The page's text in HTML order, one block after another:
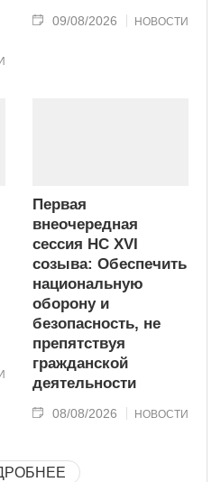
09/08/2026 НОВОСТИ
Первая
внеочередная
сессия НС XVI
созыва: Обеспечить
национальную
оборону и
безопасность, не
препятствуя
гражданской
деятельности
08/08/2026 НОВОСТИ